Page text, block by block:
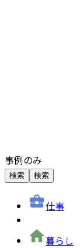
事例のみ
検索 検索
仕事
暮らし